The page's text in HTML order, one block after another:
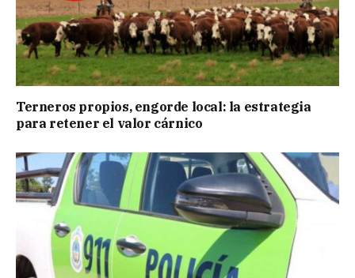
Terneros propios, engorde local: la estrategia
para retener el valor cárnico